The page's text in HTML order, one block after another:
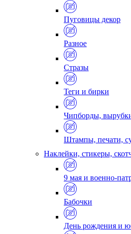
Пуговицы декор
Разное
Стразы
Теги и бирки
Чипборды,
Штампы, печати,
Наклейки, стикеры,
9 мая и военно-
Бабочки
День рождения и